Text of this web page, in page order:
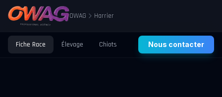
OWAG Harrier
Fiche Race Élevage Chiots Santé Éducation
Nous contacter